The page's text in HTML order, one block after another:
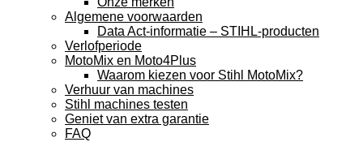
Algemene voorwaarden
Data Act-informatie – STIHL-producten
Verlofperiode
MotoMix en Moto4Plus
Waarom kiezen voor Stihl MotoMix?
Verhuur van machines
Stihl machines testen
Geniet van extra garantie
FAQ